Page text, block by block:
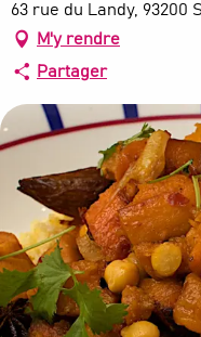
63 rue du Landy, 93200
M'y rendre
Partager